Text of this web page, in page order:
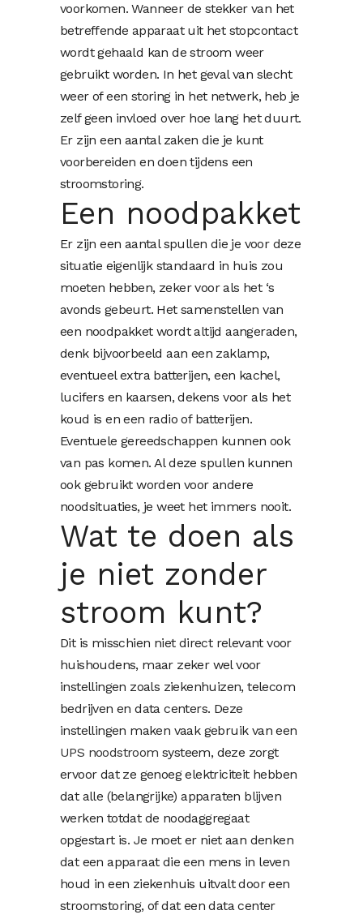
voorkomen. Wanneer de stekker van het
betreffende apparaat uit het stopcontact
wordt gehaald kan de stroom weer
gebruikt worden. In het geval van slecht
weer of een storing in het netwerk, heb je
zelf geen invloed over hoe lang het duurt.
Er zijn een aantal zaken die je kunt
voorbereiden en doen tijdens een
stroomstoring.
Een noodpakket
Er zijn een aantal spullen die je voor deze
situatie eigenlijk standaard in huis zou
moeten hebben, zeker voor als het ‘s
avonds gebeurt. Het samenstellen van
een noodpakket wordt altijd aangeraden,
denk bijvoorbeeld aan een zaklamp,
eventueel extra batterijen, een kachel,
lucifers en kaarsen, dekens voor als het
koud is en een radio of batterijen.
Eventuele gereedschappen kunnen ook
van pas komen. Al deze spullen kunnen
ook gebruikt worden voor andere
noodsituaties, je weet het immers nooit.
Wat te doen als
je niet zonder
stroom kunt?
Dit is misschien niet direct relevant voor
huishoudens, maar zeker wel voor
instellingen zoals ziekenhuizen, telecom
bedrijven en data centers. Deze
instellingen maken vaak gebruik van een
UPS noodstroom systeem, deze zorgt
ervoor dat ze genoeg elektriciteit hebben
dat alle (belangrijke) apparaten blijven
werken totdat de noodaggregaat
opgestart is. Je moet er niet aan denken
dat een apparaat die een mens in leven
houd in een ziekenhuis uitvalt door een
stroomstoring, of dat een data center